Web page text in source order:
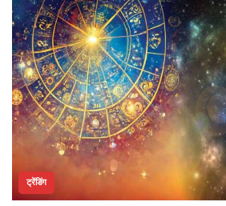
ट्रेंडिंग